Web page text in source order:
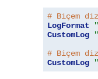
# Biçem
LogFormat
CustomLog
# Biçem
CustomLog